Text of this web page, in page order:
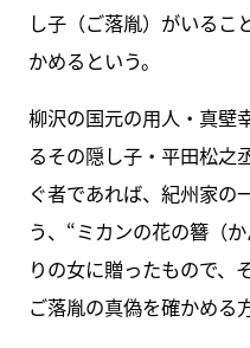
し子（ご落胤）がいるこ
かめるという。
柳沢の国元の用人・真壁
るその隠し子・平田松之
ぐ者であれば、紀州家の
う、“ミカンの花の簪（
りの女に贈ったもので、
ご落胤の真偽を確かめる